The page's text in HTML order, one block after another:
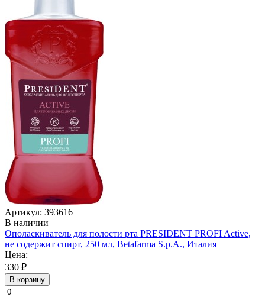
Артикул: 393616
В наличии
Ополаскиватель для полости рта PRESIDENT PROFI Active,
не содержит спирт, 250 мл, Betafarma S.p.A., Италия
Цена:
330 ₽
В корзину